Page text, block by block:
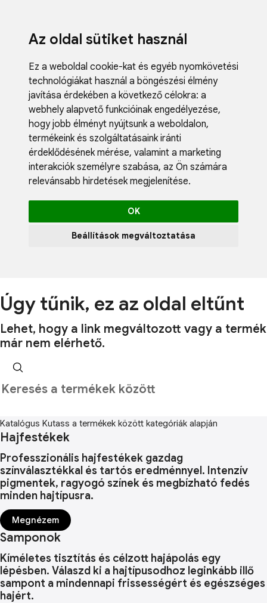
Az oldal sütiket használ
Ez a weboldal cookie-kat és egyéb nyomkövetési
technológiákat használ a böngészési élmény
javítása érdekében a következő célokra: a
webhely alapvető funkcióinak engedélyezése,
hogy jobb élményt nyújtsunk a weboldalon,
termékeink és szolgáltatásaink iránti
érdeklődésének mérése, valamint a marketing
interakciók személyre szabása, az Ön számára
relevánsabb hirdetések megjelenítése.
OK
Beállítások megváltoztatása
Blog
Úgy tűnik, ez az oldal eltűnt
Lehet, hogy a link megváltozott vagy a termék
már nem elérhető.
Katalógus Kutass a termékek között kategóriák alapján
Hajfestékek
Professzionális hajfestékek gazdag
színválasztékkal és tartós eredménnyel. Intenzív
pigmentek, ragyogó színek és megbízható fedés
minden hajtípusra.
Megnézem
Samponok
Kíméletes tisztítás és célzott hajápolás egy
lépésben. Válaszd ki a hajtípusodhoz leginkább illő
sampont a mindennapi frissességért és egészséges
hajért.